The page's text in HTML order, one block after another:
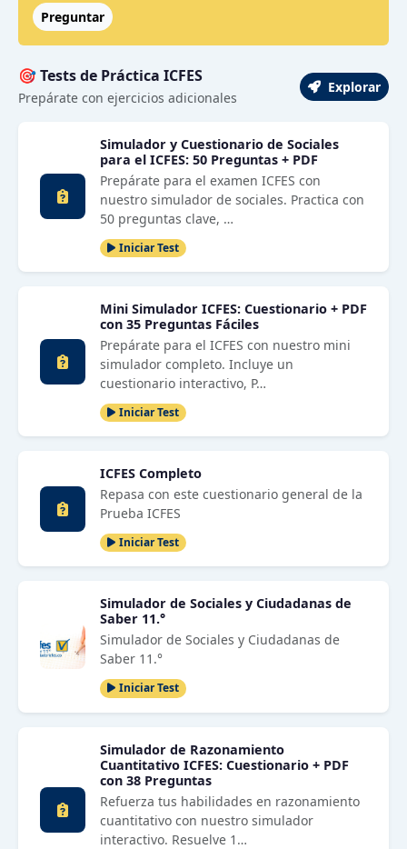
Preguntar
🎯 Tests de Práctica ICFES
Prepárate con ejercicios adicionales
Explorar
Simulador y Cuestionario de Sociales
para el ICFES: 50 Preguntas + PDF
Prepárate para el examen ICFES con
nuestro simulador de sociales. Practica con
50 preguntas clave, …
Iniciar Test
Mini Simulador ICFES: Cuestionario + PDF
con 35 Preguntas Fáciles
Prepárate para el ICFES con nuestro mini
simulador completo. Incluye un
cuestionario interactivo, P…
Iniciar Test
ICFES Completo
Repasa con este cuestionario general de la
Prueba ICFES
Iniciar Test
Simulador de Sociales y Ciudadanas de
Saber 11.°
Simulador de Sociales y Ciudadanas de
Saber 11.°
Iniciar Test
Simulador de Razonamiento
Cuantitativo ICFES: Cuestionario + PDF
con 38 Preguntas
Refuerza tus habilidades en razonamiento
cuantitativo con nuestro simulador
interactivo. Resuelve 1…